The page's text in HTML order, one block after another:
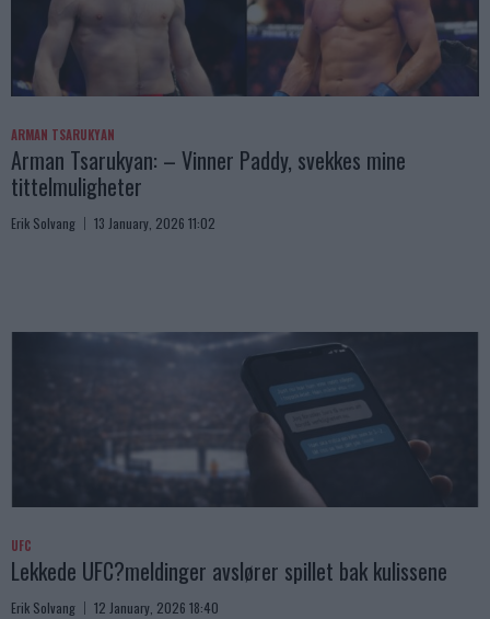
ARMAN TSARUKYAN
Arman Tsarukyan: – Vinner Paddy, svekkes mine
tittelmuligheter
Erik Solvang 13 January, 2026 11:02
UFC
Lekkede UFC?meldinger avslører spillet bak kulissene
Erik Solvang 12 January, 2026 18:40